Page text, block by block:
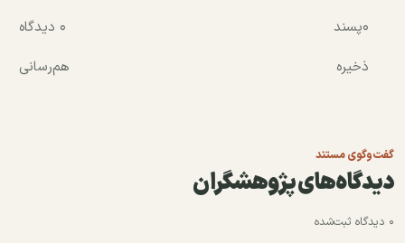
۰پسند
۰ دیدگاه
ذخیره
هم‌رسانی
گفت‌وگوی مستند
دیدگاه‌های پژوهشگران
۰ دیدگاه ثبت‌شده